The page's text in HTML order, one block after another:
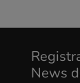
News